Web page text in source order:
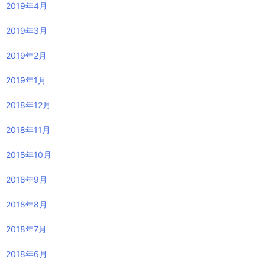
2019年4月
2019年3月
2019年2月
2019年1月
2018年12月
2018年11月
2018年10月
2018年9月
2018年8月
2018年7月
2018年6月